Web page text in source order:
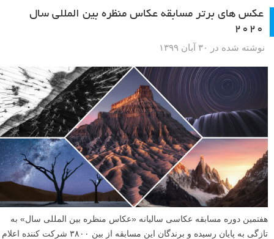
عکس های برتر مسابقه عکاس منظره بین المللی سال
۲۰۲۰
نوشته شده در ۳۰ آبان ۱۳۹۹
هفتمین دوره مسابقه عکاسی سالیانه «عکاس منظره بین المللی سال» به
تازگی به پایان رسیده و برندگان این مسابقه از بین ۳۸۰۰ شرکت کننده اعلام